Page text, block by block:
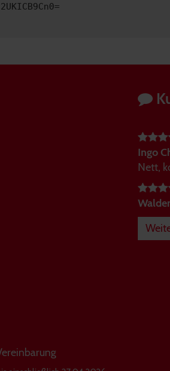
Ingo
Nett,